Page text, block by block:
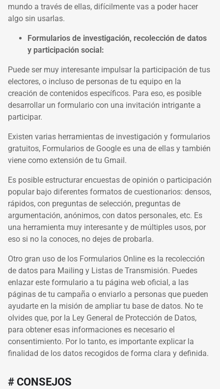
mundo a través de ellas, difícilmente vas a poder hacer
algo sin usarlas.
Formularios de investigación, recolección de datos
y participación social:
Puede ser muy interesante impulsar la participación de tus
electores, o incluso de personas de tu equipo en la
creación de contenidos específicos. Para eso, es posible
desarrollar un formulario con una invitación intrigante a
participar.
Existen varias herramientas de investigación y formularios
gratuitos, Formularios de Google es una de ellas y también
viene como extensión de tu Gmail.
Es posible estructurar encuestas de opinión o participación
popular bajo diferentes formatos de cuestionarios: densos,
rápidos, con preguntas de selección, preguntas de
argumentación, anónimos, con datos personales, etc. Es
una herramienta muy interesante y de múltiples usos, por
eso si no la conoces, no dejes de probarla.
Otro gran uso de los Formularios Online es la recolección
de datos para Mailing y Listas de Transmisión. Puedes
enlazar este formulario a tu página web oficial, a las
páginas de tu campaña o enviarlo a personas que pueden
ayudarte en la misión de ampliar tu base de datos. No te
olvides que, por la Ley General de Protección de Datos,
para obtener esas informaciones es necesario el
consentimiento. Por lo tanto, es importante explicar la
finalidad de los datos recogidos de forma clara y definida.
# CONSEJOS